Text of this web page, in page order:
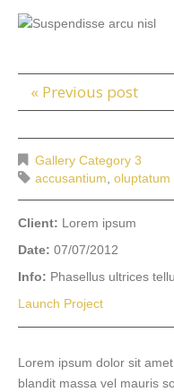
« Previous post
Gallery Category 3
accusantium oluptatum
Client: Lorem ipsum
Date: 07/07/2012
Info: Phasellus ultrices
Launch Project
Lorem ipsum dolor sit
blandit massa vel mauris